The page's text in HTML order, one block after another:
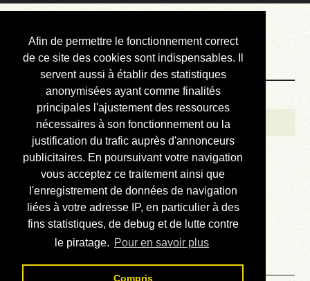
Afin de permettre le fonctionnement correct
de ce site des cookies sont indispensables. Il
servent aussi à établir des statistiques
anonymisées ayant comme finalités
principales l'ajustement des ressources
nécessaires à son fonctionnement ou la
justification du trafic auprès d'annonceurs
publicitaires. En poursuivant votre navigation
vous acceptez ce traitement ainsi que
l'enregistrement de données de navigation
liées à votre adresse IP, en particulier à des
fins statistiques, de debug et de lutte contre
le piratage. Pour en savoir plus
Compris
Courbis, « LE »
Blog Officiel
Bienvenue
Réalisations
Divers (et d’été)
Annonces
Liens externes
Téléchargement
Contact